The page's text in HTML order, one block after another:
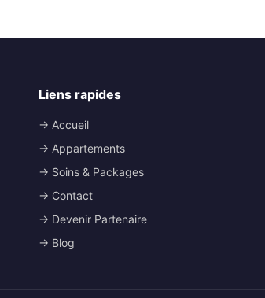
Liens rapides
→ Accueil
→ Appartements
→ Soins & Packages
→ Contact
→ Devenir Partenaire
→ Blog